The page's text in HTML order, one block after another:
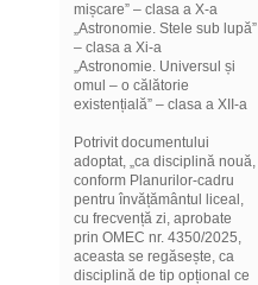
mișcare” – clasa a X-a
„Astronomie. Stele sub lupă”
– clasa a Xi-a
„Astronomie. Universul și
omul – o călătorie
existențială” – clasa a XII-a
Potrivit documentului
adoptat, „ca disciplină nouă,
conform Planurilor-cadru
pentru învățământul liceal,
cu frecvență zi, aprobate
prin OMEC nr. 4350/2025,
aceasta se regăsește, ca
disciplină de tip opțional ce